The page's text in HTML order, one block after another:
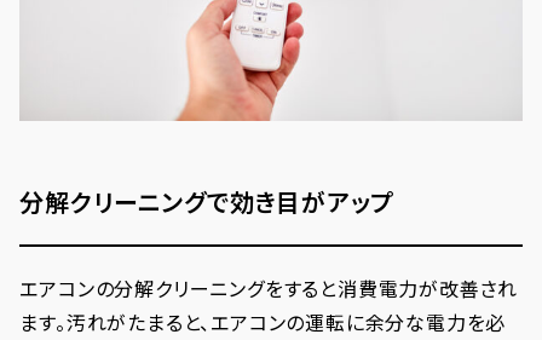
分解クリーニングで効き目がアップ
エアコンの分解クリーニングをすると消費電力が改善され
ます。汚れがたまると、エアコンの運転に余分な電力を必